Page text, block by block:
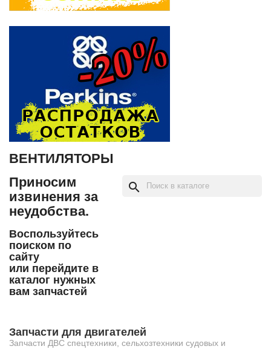
ВЕНТИЛЯТОРЫ
Приносим
извинения за
неудобства.
Воспользуйтесь
поиском по
сайту
или перейдите в
каталог нужных
вам запчастей
search
Запчасти для двигателей
Запчасти ДВС спецтехники, сельхозтехники судовых и